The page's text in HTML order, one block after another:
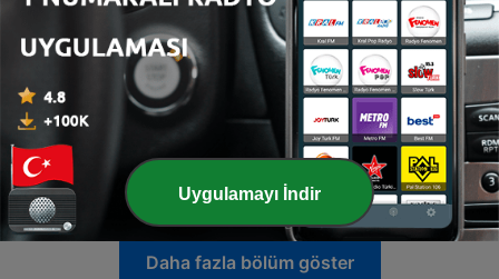
15 Şub 2026
57 -
15 Şub 2026
56 -
15 Şub 2026
Daha fazla bölüm göster
Uygulamayı İndir